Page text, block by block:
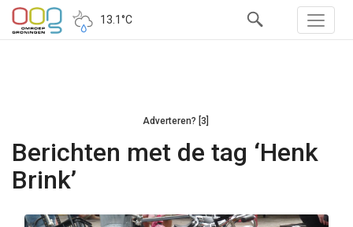
13.1°C
Adverteren? [3]
Berichten met de tag ‘Henk
Brink’